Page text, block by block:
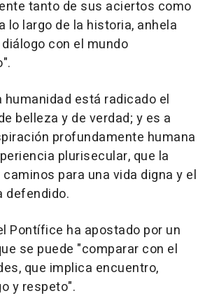
tanto de sus aciertos como
lo largo de la historia, anhela
con el mundo
humanidad está radicado el
belleza y de verdad; y es a
profundamente humana
plurisecular, que la
para una vida digna y el
defendido.
Pontífice ha apostado por un
se puede "comparar con el
que implica encuentro,
y respeto".